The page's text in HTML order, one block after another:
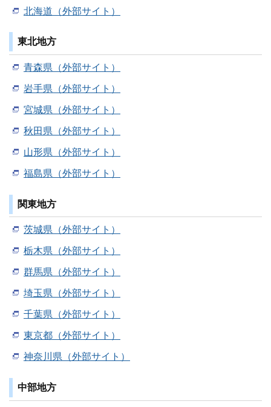
北海道（外部サイト）
東北地方
青森県（外部サイト）
岩手県（外部サイト）
宮城県（外部サイト）
秋田県（外部サイト）
山形県（外部サイト）
福島県（外部サイト）
関東地方
茨城県（外部サイト）
栃木県（外部サイト）
群馬県（外部サイト）
埼玉県（外部サイト）
千葉県（外部サイト）
東京都（外部サイト）
神奈川県（外部サイト）
中部地方